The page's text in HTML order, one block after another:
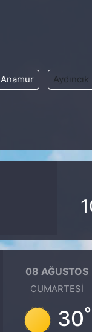
Anamur Aydıncık
08 AĞUSTOS
CUMARTESI
30°